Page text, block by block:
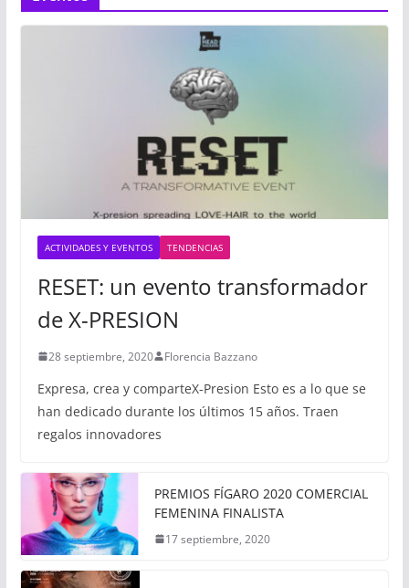
ACTIVIDADES Y EVENTOS TENDENCIAS
RESET: un evento transformador
de X-PRESION
28 septiembre, 2020 Florencia Bazzano
Expresa, crea y comparteX-Presion Esto es a lo que se
han dedicado durante los últimos 15 años. Traen
regalos innovadores
PREMIOS FÍGARO 2020 COMERCIAL
FEMENINA FINALISTA
17 septiembre, 2020